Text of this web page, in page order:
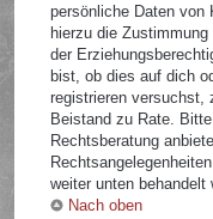
persönliche Daten von
hierzu die
der
bist, ob dies auf dich
registrieren versuchst,
Beistand zu Rate.
Rechtsberatung
weiter unten behandelt
Nach oben